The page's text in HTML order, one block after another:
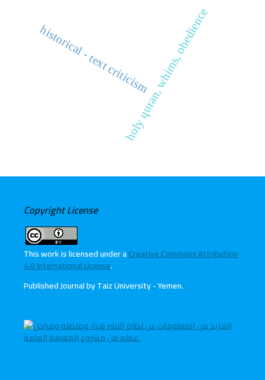
holy quran, whims, obedience
historical - text criticism
Copyright License
This work is licensed under aCreative Commons Attribution
4.0 International License.
Published Journal by Taiz University - Yemen.